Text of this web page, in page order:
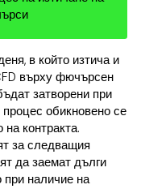
в който изтича и
върху фючърсен
затворени при
обикновено се
контракта.
за следващия
да заемат дълги
при наличие на